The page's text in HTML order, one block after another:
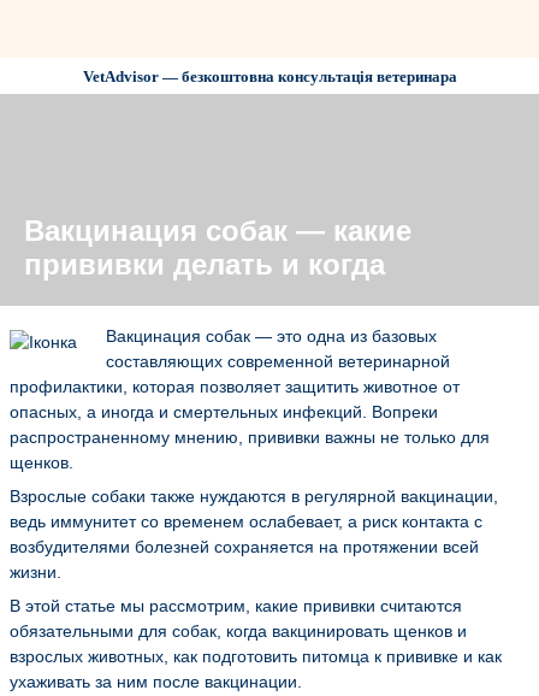
VetAdvisor — безкоштовна консультація ветеринара
Вакцинация собак — какие
прививки делать и когда
Вакцинация собак — это одна из базовых
составляющих современной ветеринарной
профилактики, которая позволяет защитить животное от
опасных, а иногда и смертельных инфекций. Вопреки
распространенному мнению, прививки важны не только для
щенков.
Взрослые собаки также нуждаются в регулярной вакцинации,
ведь иммунитет со временем ослабевает, а риск контакта с
возбудителями болезней сохраняется на протяжении всей
жизни.
В этой статье мы рассмотрим, какие прививки считаются
обязательными для собак, когда вакцинировать щенков и
взрослых животных, как подготовить питомца к прививке и как
ухаживать за ним после вакцинации.